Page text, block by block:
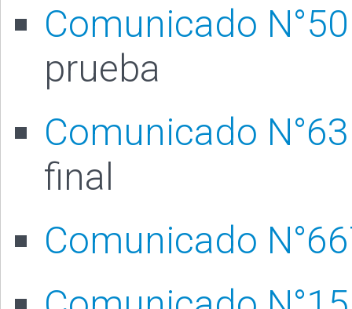
Comunicado
prueba
Comunicado
final
Comunicado